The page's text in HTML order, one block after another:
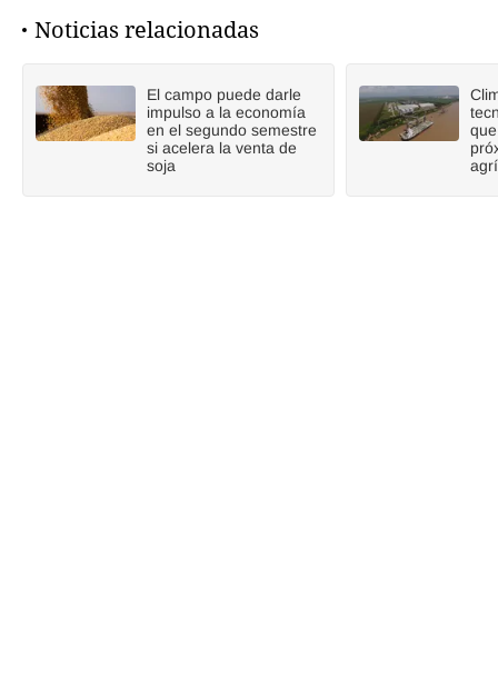
Noticias relacionadas
El campo puede darle
impulso a la economía
en el segundo semestre
si acelera la venta de
soja